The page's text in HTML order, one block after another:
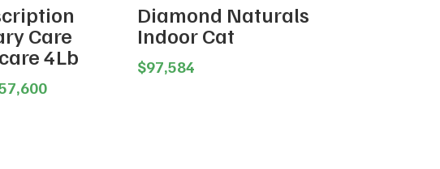
Care
4Lb
Current
Diamond Naturals
Indoor Cat
$97,584